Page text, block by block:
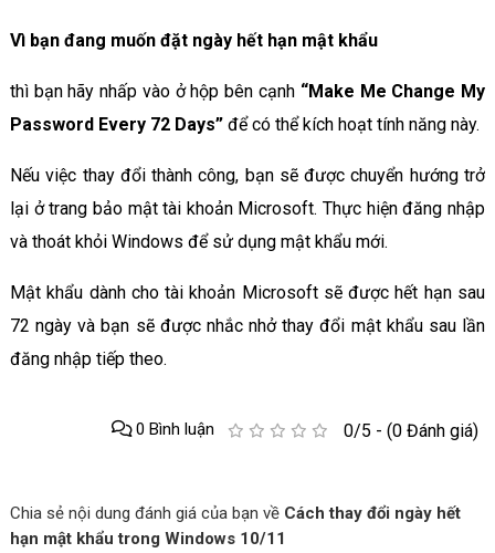
Vì bạn đang muốn đặt ngày hết hạn mật khẩu
thì bạn hãy nhấp vào ở hộp bên cạnh “Make Me Change My
Password Every 72 Days”để có thể kích hoạt tính năng này.
Nếu việc thay đổi thành công, bạn sẽ được chuyển hướng trở
lại ở trang bảo mật tài khoản Microsoft. Thực hiện đăng nhập
và thoát khỏi Windows để sử dụng mật khẩu mới.
Mật khẩu dành cho tài khoản Microsoft sẽ được hết hạn sau
72 ngày và bạn sẽ được nhắc nhở thay đổi mật khẩu sau lần
đăng nhập tiếp theo.
0/5 - (0 Đánh giá)
0 Bình luận
Chia sẻ nội dung đánh giá của bạn về Cách thay đổi ngày hết
hạn mật khẩu trong Windows 10/11